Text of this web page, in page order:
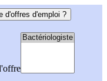
d'offres d'emploi ?